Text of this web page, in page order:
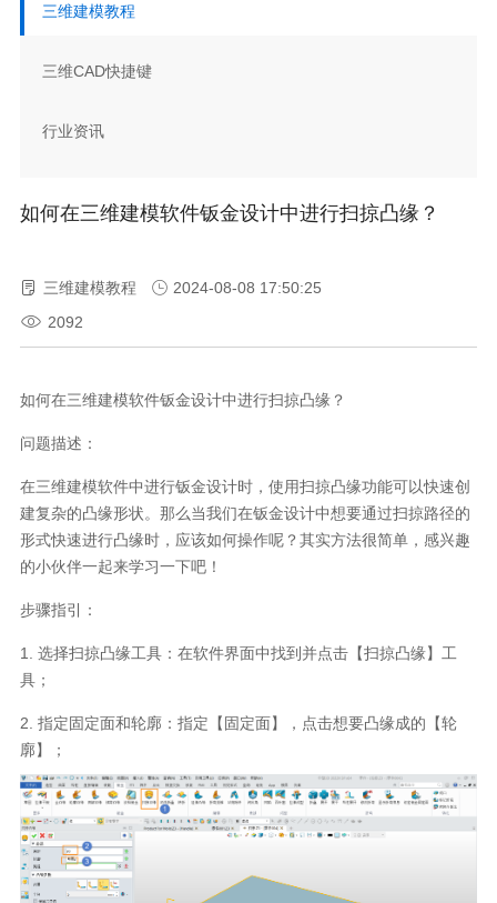
三维建模教程
三维CAD快捷键
行业资讯
如何在三维建模软件钣金设计中进行扫掠凸缘？
三维建模教程
2024-08-08 17:50:25
2092
如何在三维建模软件钣金设计中进行扫掠凸缘？
问题描述：
在三维建模软件中进行钣金设计时，使用扫掠凸缘功能可以快速创
建复杂的凸缘形状。那么当我们在钣金设计中想要通过扫掠路径的
形式快速进行凸缘时，应该如何操作呢？其实方法很简单，感兴趣
的小伙伴一起来学习一下吧！
步骤指引：
1. 选择扫掠凸缘工具：在软件界面中找到并点击【扫掠凸缘】工
具；
2. 指定固定面和轮廓：指定【固定面】，点击想要凸缘成的【轮
廓】；